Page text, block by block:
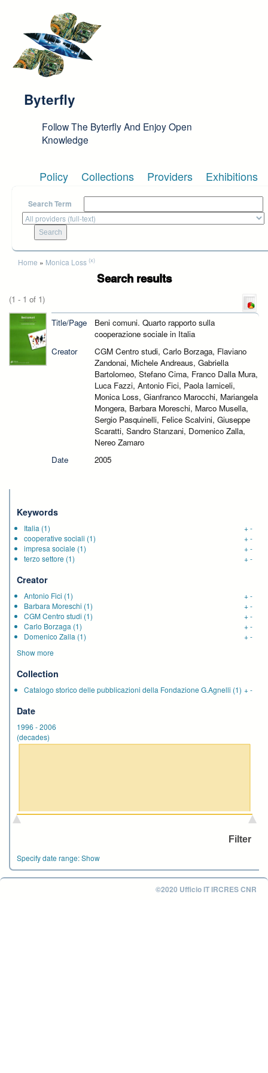
Byterfly
Follow The Byterfly And Enjoy Open
Knowledge
Policy Collections Providers Exhibitions
Search Term
You are here
Home » Monica Loss (x)
Search results
(1 - 1 of 1)
Title/Page
Beni comuni. Quarto rapporto sulla
cooperazione sociale in Italia
Creator
CGM Centro studi, Carlo Borzaga, Flaviano
Zandonai, Michele Andreaus, Gabriella
Bartolomeo, Stefano Cima, Franco Dalla Mura,
Luca Fazzi, Antonio Fici, Paola Iamiceli,
Monica Loss, Gianfranco Marocchi, Mariangela
Mongera, Barbara Moreschi, Marco Musella,
Sergio Pasquinelli, Felice Scalvini, Giuseppe
Scaratti, Sandro Stanzani, Domenico Zalla,
Nereo Zamaro
Date
2005
Keywords
Italia (1) +-
cooperative sociali (1) +-
impresa sociale (1) +-
terzo settore (1) +-
Creator
Antonio Fici (1) +-
Barbara Moreschi (1) +-
CGM Centro studi (1) +-
Carlo Borzaga (1) +-
Domenico Zalla (1) +-
Show more
Collection
Catalogo storico delle pubblicazioni della Fondazione G.Agnelli (1) +-
Date
1996 -2006
(decades)
Specify date range:Show
©2020 Ufficio IT IRCRES CNR